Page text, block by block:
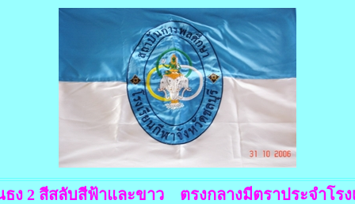
ธง 2 สีสลับสีฟ้าและขาว ตรงกลางมีตราประจำโรง